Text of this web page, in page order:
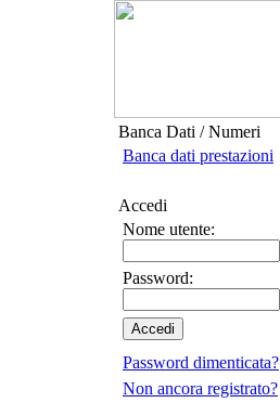
Banca Dati / Numeri
Banca dati prestazioni
Accedi
Nome utente:
Password:
Password dimenticata?
Non ancora registrato?